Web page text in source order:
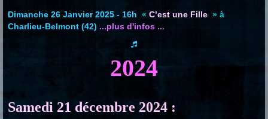
Dimanche 26 Janvier 2025 - 16h « C’est une Fille » à
Charlieu-Belmont (42) ...plus d'infos ...
2024
Samedi 21 décembre 2024 :